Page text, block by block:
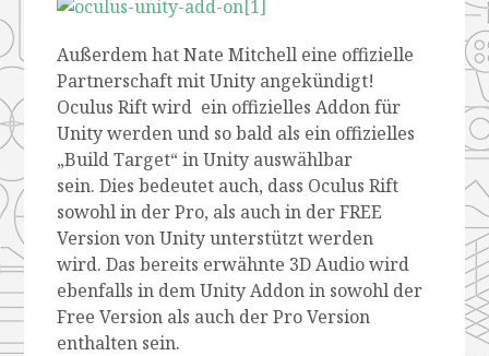
Außerdem hat Nate Mitchell eine offizielle
Partnerschaft mit Unity angekündigt!
Oculus Rift wird ein offizielles Addon für
Unity werden und so bald als ein offizielles
„Build Target“ in Unity auswählbar
sein. Dies bedeutet auch, dass Oculus Rift
sowohl in der Pro, als auch in der FREE
Version von Unity unterstützt werden
wird. Das bereits erwähnte 3D Audio wird
ebenfalls in dem Unity Addon in sowohl der
Free Version als auch der Pro Version
enthalten sein.